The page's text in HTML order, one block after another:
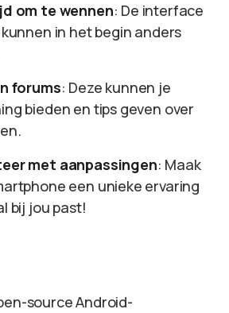
om te wennen: De interface
in het begin anders
forums: Deze kunnen je
bieden en tips geven over
met aanpassingen: Maak
een unieke ervaring
bij jou past!
source Android-